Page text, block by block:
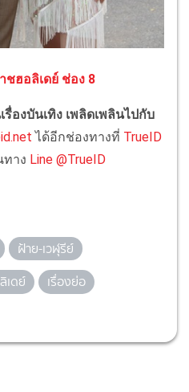
ชฮอลิเดย์ ช่อง 8
องบันเทิง เพลิดเพลินไปกับ
ได้อีกช่องทางที่ TrueID
าง Line @TrueID
ฝ้าย-เวฬุรีย์
เดย์ เรื่องย่อ